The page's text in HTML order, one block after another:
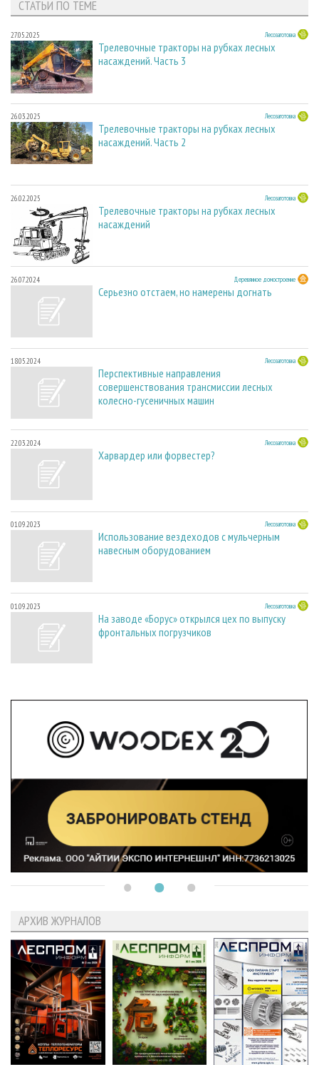
СТАТЬИ ПО ТЕМЕ
27.05.2025 Лесозаготовка
Трелевочные тракторы на рубках лесных
насаждений. Часть 3
26.03.2025 Лесозаготовка
Трелевочные тракторы на рубках лесных
насаждений. Часть 2
26.02.2025 Лесозаготовка
Трелевочные тракторы на рубках лесных
насаждений
26.07.2024 Деревянное домостроение
Серьезно отстаем, но намерены догнать
18.05.2024 Лесозаготовка
Перспективные направления
совершенствования трансмиссии лесных
колесно-гусеничных машин
22.03.2024 Лесозаготовка
Харвардер или форвестер?
01.09.2023 Лесозаготовка
Использование вездеходов с мульчерным
навесным оборудованием
01.09.2023 Лесозаготовка
На заводе «Борус» открылся цех по выпуску
фронтальных погрузчиков
АРХИВ ЖУРНАЛОВ